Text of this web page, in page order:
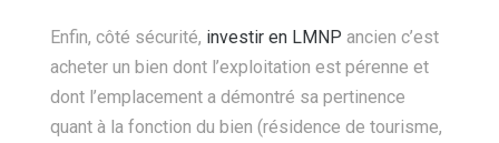
Enfin, côté sécurité, investir en LMNP ancien c’est
acheter un bien dont l’exploitation est pérenne et
dont l’emplacement a démontré sa pertinence
quant à la fonction du bien (résidence de tourisme,